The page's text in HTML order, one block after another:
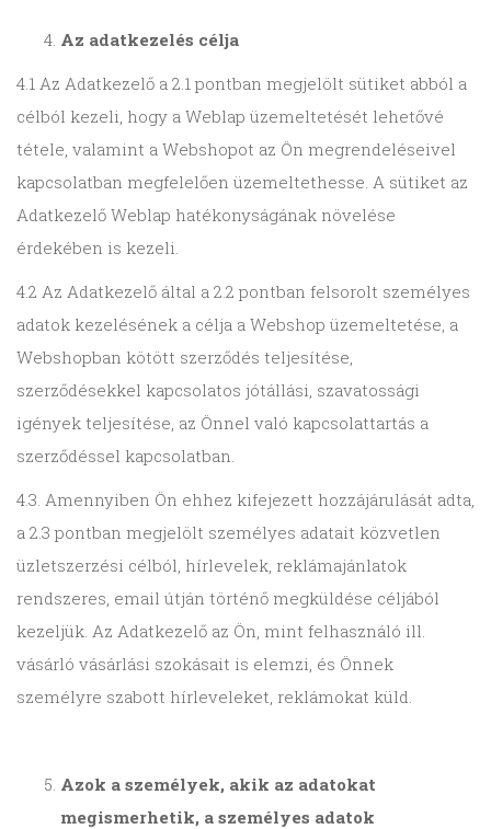
Az adatkezelés célja
4.1 Az Adatkezelő a 2.1 pontban megjelölt sütiket abból a
célból kezeli, hogy a Weblap üzemeltetését lehetővé
tétele, valamint a Webshopot az Ön megrendeléseivel
kapcsolatban megfelelően üzemeltethesse. A sütiket az
Adatkezelő Weblap hatékonyságának növelése
érdekében is kezeli.
4.2 Az Adatkezelő által a 2.2 pontban felsorolt személyes
adatok kezelésének a célja a Webshop üzemeltetése, a
Webshopban kötött szerződés teljesítése,
szerződésekkel kapcsolatos jótállási, szavatossági
igények teljesítése, az Önnel való kapcsolattartás a
szerződéssel kapcsolatban.
4.3. Amennyiben Ön ehhez kifejezett hozzájárulását adta,
a 2.3 pontban megjelölt személyes adatait közvetlen
üzletszerzési célból, hírlevelek, reklámajánlatok
rendszeres, email útján történő megküldése céljából
kezeljük. Az Adatkezelő az Ön, mint felhasználó ill.
vásárló vásárlási szokásait is elemzi, és Önnek
személyre szabott hírleveleket, reklámokat küld.
Azok a személyek, akik az adatokat
megismerhetik, a személyes adatok